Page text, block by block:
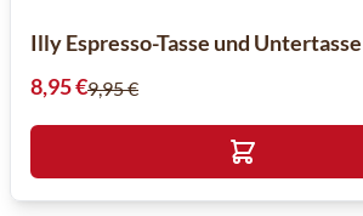
Illy Espresso-Tasse und
Sonderpreis
8,95 €9,95 €